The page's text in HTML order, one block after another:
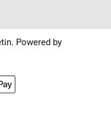
Powered by